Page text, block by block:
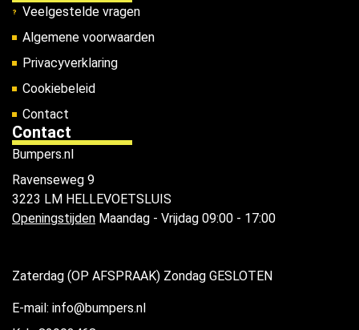
Veelgestelde vragen
Algemene voorwaarden
Privacyverklaring
Cookiebeleid
Contact
Contact
Bumpers.nl
Ravenseweg 9
3223 LM HELLEVOETSLUIS
Openingstijden Maandag - Vrijdag 09:00 - 17:00
Zaterdag (OP AFSPRAAK) Zondag GESLOTEN
E-mail: info@bumpers.nl